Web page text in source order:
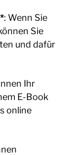
: Wenn Sie
Sie
und dafür
Ihr
E-Book
online